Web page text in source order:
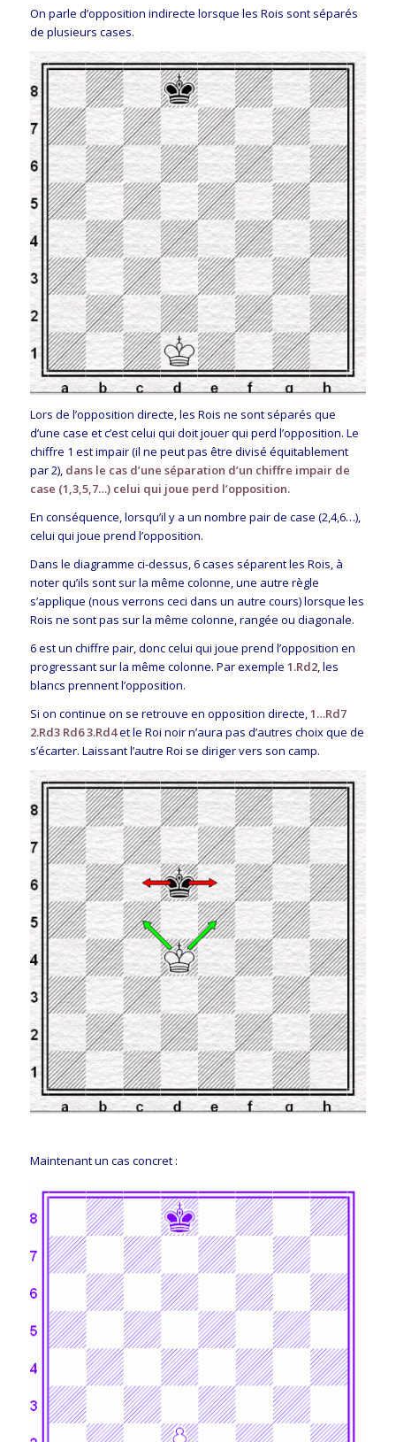
On parle d’opposition indirecte lorsque les Rois sont séparés
de plusieurs cases.
Lors de l’opposition directe, les Rois ne sont séparés que
d’une case et c’est celui qui doit jouer qui perd l’opposition. Le
chiffre 1 est impair (il ne peut pas être divisé équitablement
par 2), dans le cas d’une séparation d’un chiffre impair de
case (1,3,5,7…) celui qui joue perd l’opposition.
En conséquence, lorsqu’il y a un nombre pair de case (2,4,6…),
celui qui joue prend l’opposition.
Dans le diagramme ci-dessus, 6 cases séparent les Rois, à
noter qu’ils sont sur la même colonne, une autre règle
s’applique (nous verrons ceci dans un autre cours) lorsque les
Rois ne sont pas sur la même colonne, rangée ou diagonale.
6 est un chiffre pair, donc celui qui joue prend l’opposition en
progressant sur la même colonne. Par exemple 1.Rd2, les
blancs prennent l’opposition.
Si on continue on se retrouve en opposition directe,1…Rd7
2.Rd3 Rd6 3.Rd4et le Roi noir n’aura pas d’autres choix que de
s’écarter. Laissant l’autre Roi se diriger vers son camp.
Maintenant un cas concret :